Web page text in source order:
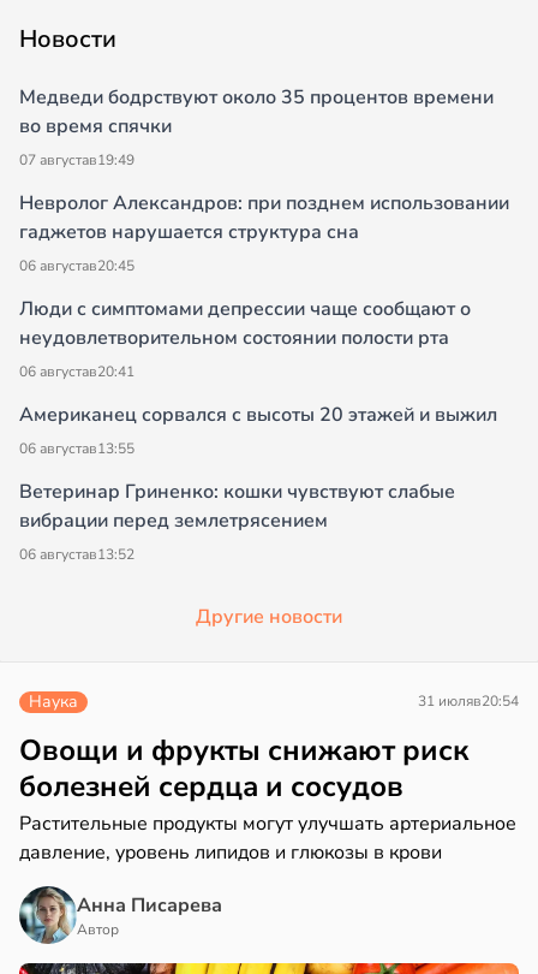
Новости
Медведи бодрствуют около 35 процентов времени
во время спячки
07 августав19:49
Невролог Александров: при позднем использовании
гаджетов нарушается структура сна
06 августав20:45
Люди с симптомами депрессии чаще сообщают о
неудовлетворительном состоянии полости рта
06 августав20:41
Американец сорвался с высоты 20 этажей и выжил
06 августав13:55
Ветеринар Гриненко: кошки чувствуют слабые
вибрации перед землетрясением
06 августав13:52
Другие новости
Наука 31 июляв20:54
Овощи и фрукты снижают риск
болезней сердца и сосудов
Растительные продукты могут улучшать артериальное
давление, уровень липидов и глюкозы в крови
Анна Писарева
Автор